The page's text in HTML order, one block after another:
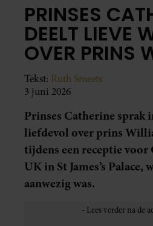
PRINSES
DEELT LIEVE
OVER PRINS
Tekst: Ruth Smeets
3 juni 2026
Prinses Catherine sprak
liefdevol over prins
tijdens een receptie voor
UK in St James’s
aanwezig was.